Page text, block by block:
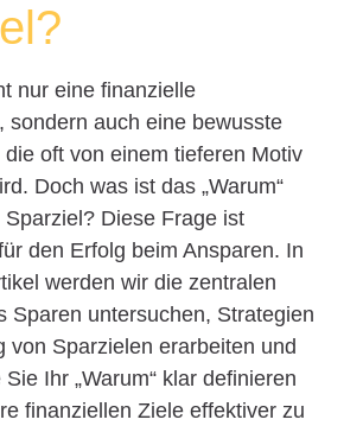
nur eine finanzielle
sondern auch eine bewusste
oft von einem tieferen Motiv
Doch was ist das „Warum“
Sparziel? Diese Frage ist
den Erfolg beim Ansparen. In
werden wir die zentralen
Sparen untersuchen, Strategien
von Sparzielen erarbeiten und
Ihr „Warum“ klar definieren
finanziellen Ziele effektiver zu